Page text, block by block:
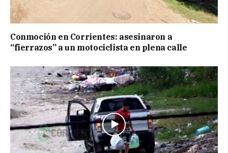
Conmoción en Corrientes: asesinaron a
“fierrazos” a un motociclista en plena calle